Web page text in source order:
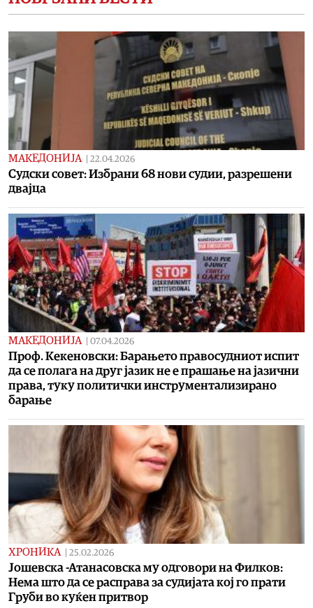
МАКЕДОНИЈА 22.04.2026
Судски совет: Избрани 68 нови судии, разрешени
двајца
МАКЕДОНИЈА 07.04.2026
Проф. Кекеновски: Барањето правосудниот испит
да се полага на друг јазик не е прашање на јазични
права, туку политички инструментализирано
барање
ХРОНИКА 25.02.2026
Јошевска -Атанасовска му одговори на Филков:
Нема што да се расправа за судијата кој го прати
Груби во куќен притвор